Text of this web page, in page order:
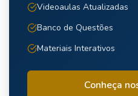
Videoaulas Atualizadas
Banco de Questões
Materiais Interativos
Conheça